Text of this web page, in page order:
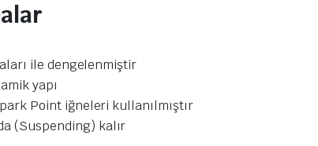
ile dengelenmiştir
yapı
Point iğneleri kullanılmıştır
(Suspending) kalır